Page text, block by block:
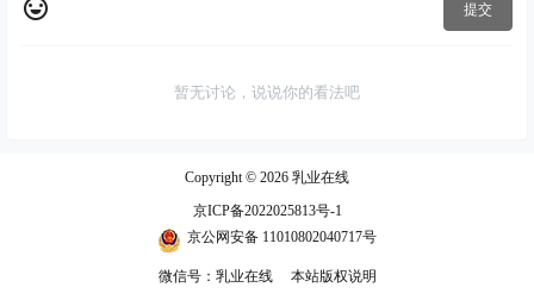
提交
暂无讨论，说说你的看法吧
Copyright © 2026 乳业在线
京ICP备2022025813号-1
京公网安备 11010802040717号
微信号：乳业在线 本站版权说明